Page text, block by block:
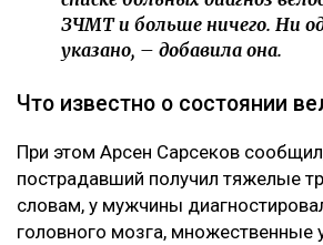
ЗЧМТ и больше ничего. Ни
указано, – добавила она.
Что известно о состоянии
При этом Арсен Сарсеков
пострадавший получил тяжелые
словам, у мужчины
головного мозга, множественные